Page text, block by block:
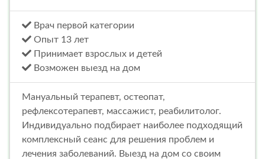
Врач первой категории
Опыт 13 лет
Принимает взрослых и детей
Возможен выезд на дом
Мануальный терапевт, остеопат,
рефлексотерапевт, массажист, реабилитолог.
Индивидуально подбирает наиболее подходящий
комплексный сеанс для решения проблем и
лечения заболеваний. Выезд на дом со своим